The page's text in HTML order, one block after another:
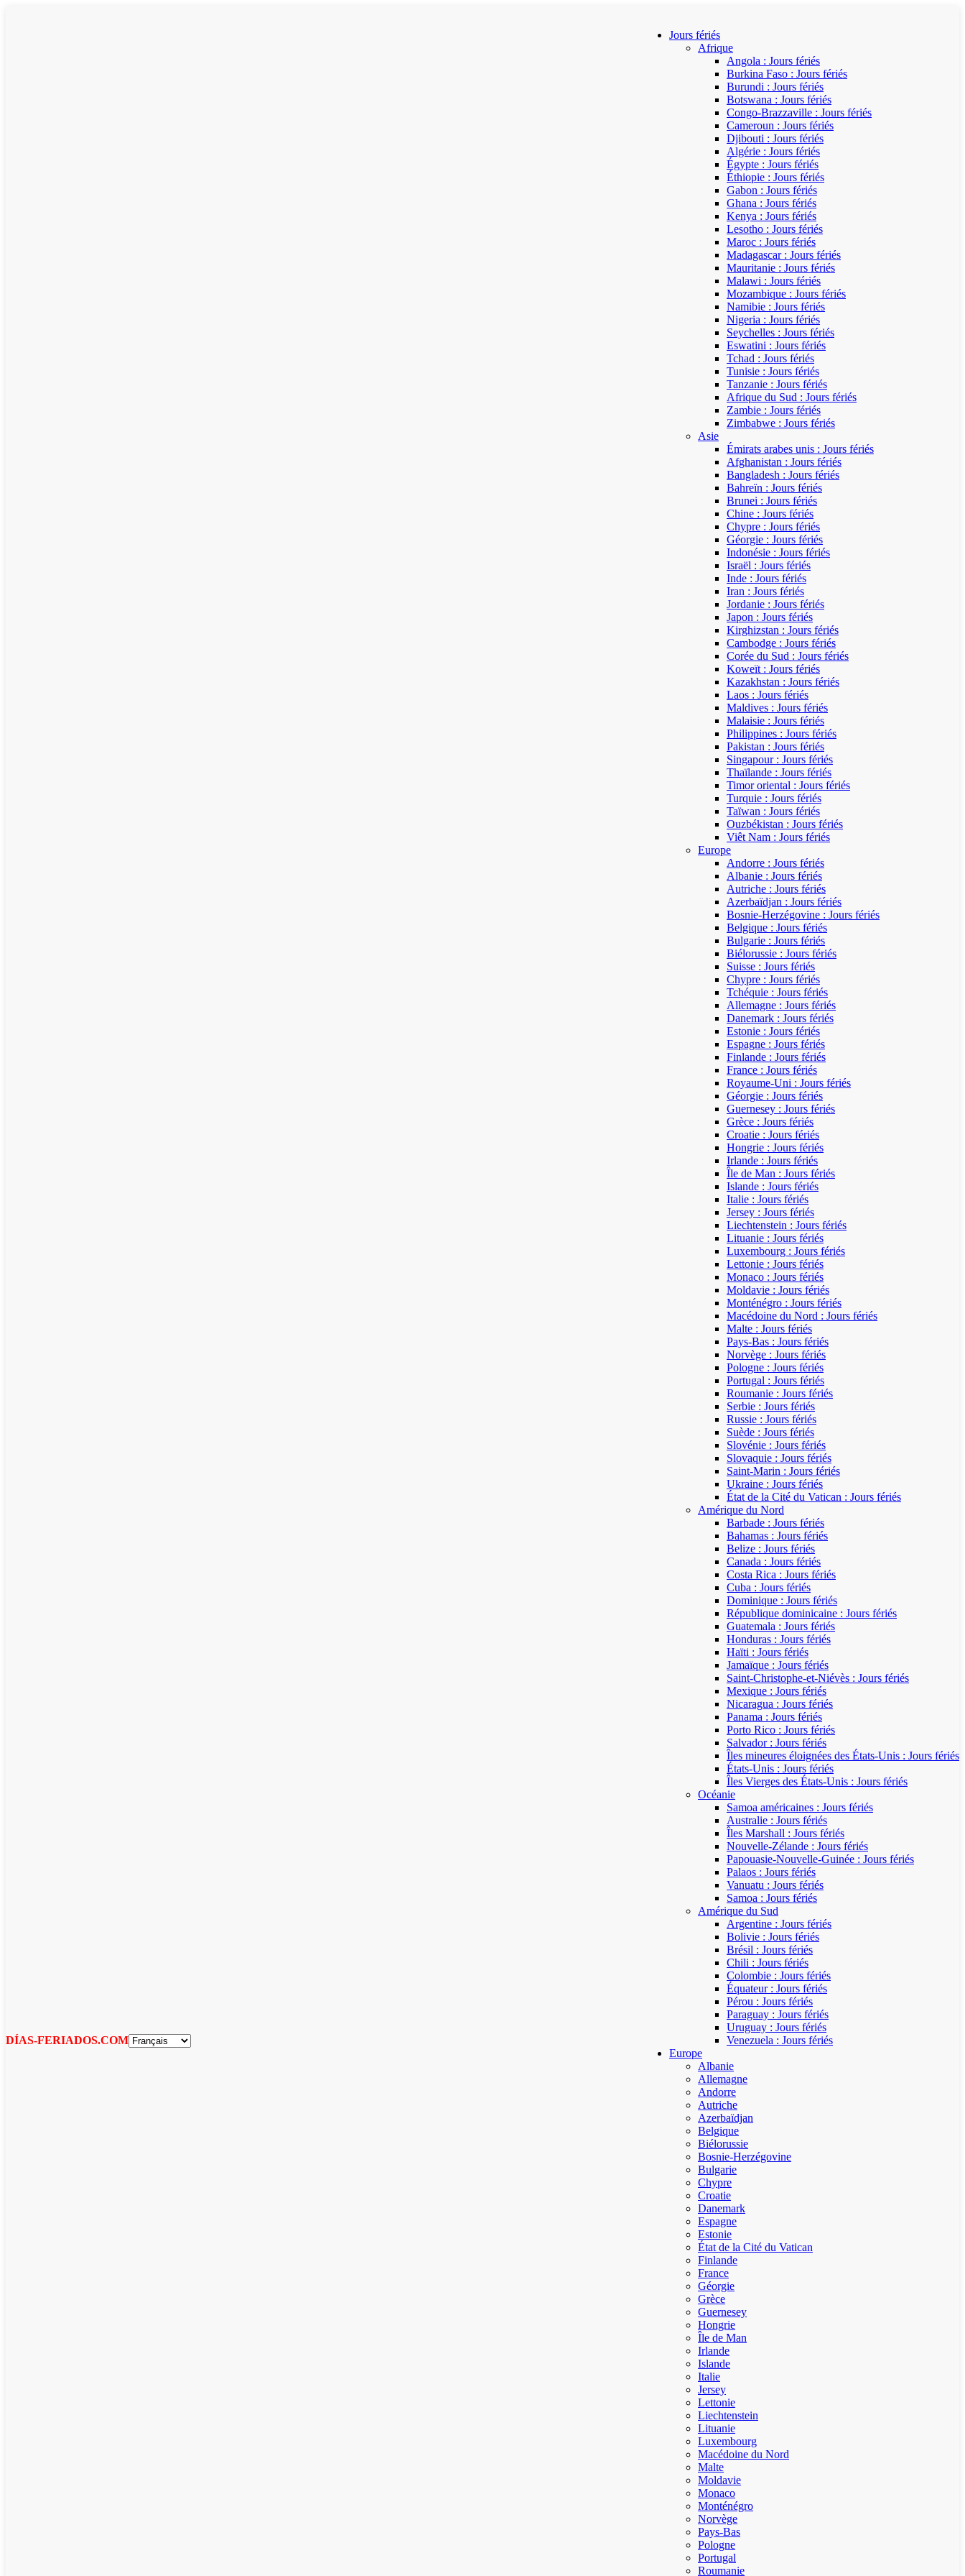
DÍAS-FERIADOS.COM
Jours fériés
Afrique
Angola : Jours fériés
Burkina Faso : Jours fériés
Burundi : Jours fériés
Botswana : Jours fériés
Congo-Brazzaville : Jours fériés
Cameroun : Jours fériés
Djibouti : Jours fériés
Algérie : Jours fériés
Égypte : Jours fériés
Éthiopie : Jours fériés
Gabon : Jours fériés
Ghana : Jours fériés
Kenya : Jours fériés
Lesotho : Jours fériés
Maroc : Jours fériés
Madagascar : Jours fériés
Mauritanie : Jours fériés
Malawi : Jours fériés
Mozambique : Jours fériés
Namibie : Jours fériés
Nigeria : Jours fériés
Seychelles : Jours fériés
Eswatini : Jours fériés
Tchad : Jours fériés
Tunisie : Jours fériés
Tanzanie : Jours fériés
Afrique du Sud : Jours fériés
Zambie : Jours fériés
Zimbabwe : Jours fériés
Asie
Émirats arabes unis : Jours fériés
Afghanistan : Jours fériés
Bangladesh : Jours fériés
Bahreïn : Jours fériés
Brunei : Jours fériés
Chine : Jours fériés
Chypre : Jours fériés
Géorgie : Jours fériés
Indonésie : Jours fériés
Israël : Jours fériés
Inde : Jours fériés
Iran : Jours fériés
Jordanie : Jours fériés
Japon : Jours fériés
Kirghizstan : Jours fériés
Cambodge : Jours fériés
Corée du Sud : Jours fériés
Koweït : Jours fériés
Kazakhstan : Jours fériés
Laos : Jours fériés
Maldives : Jours fériés
Malaisie : Jours fériés
Philippines : Jours fériés
Pakistan : Jours fériés
Singapour : Jours fériés
Thaïlande : Jours fériés
Timor oriental : Jours fériés
Turquie : Jours fériés
Taïwan : Jours fériés
Ouzbékistan : Jours fériés
Viêt Nam : Jours fériés
Europe
Andorre : Jours fériés
Albanie : Jours fériés
Autriche : Jours fériés
Azerbaïdjan : Jours fériés
Bosnie-Herzégovine : Jours fériés
Belgique : Jours fériés
Bulgarie : Jours fériés
Biélorussie : Jours fériés
Suisse : Jours fériés
Chypre : Jours fériés
Tchéquie : Jours fériés
Allemagne : Jours fériés
Danemark : Jours fériés
Estonie : Jours fériés
Espagne : Jours fériés
Finlande : Jours fériés
France : Jours fériés
Royaume-Uni : Jours fériés
Géorgie : Jours fériés
Guernesey : Jours fériés
Grèce : Jours fériés
Croatie : Jours fériés
Hongrie : Jours fériés
Irlande : Jours fériés
Île de Man : Jours fériés
Islande : Jours fériés
Italie : Jours fériés
Jersey : Jours fériés
Liechtenstein : Jours fériés
Lituanie : Jours fériés
Luxembourg : Jours fériés
Lettonie : Jours fériés
Monaco : Jours fériés
Moldavie : Jours fériés
Monténégro : Jours fériés
Macédoine du Nord : Jours fériés
Malte : Jours fériés
Pays-Bas : Jours fériés
Norvège : Jours fériés
Pologne : Jours fériés
Portugal : Jours fériés
Roumanie : Jours fériés
Serbie : Jours fériés
Russie : Jours fériés
Suède : Jours fériés
Slovénie : Jours fériés
Slovaquie : Jours fériés
Saint-Marin : Jours fériés
Ukraine : Jours fériés
État de la Cité du Vatican : Jours fériés
Amérique du Nord
Barbade : Jours fériés
Bahamas : Jours fériés
Belize : Jours fériés
Canada : Jours fériés
Costa Rica : Jours fériés
Cuba : Jours fériés
Dominique : Jours fériés
République dominicaine : Jours fériés
Guatemala : Jours fériés
Honduras : Jours fériés
Haïti : Jours fériés
Jamaïque : Jours fériés
Saint-Christophe-et-Niévès : Jours fériés
Mexique : Jours fériés
Nicaragua : Jours fériés
Panama : Jours fériés
Porto Rico : Jours fériés
Salvador : Jours fériés
Îles mineures éloignées des États-Unis : Jours fériés
États-Unis : Jours fériés
Îles Vierges des États-Unis : Jours fériés
Océanie
Samoa américaines : Jours fériés
Australie : Jours fériés
Îles Marshall : Jours fériés
Nouvelle-Zélande : Jours fériés
Papouasie-Nouvelle-Guinée : Jours fériés
Palaos : Jours fériés
Vanuatu : Jours fériés
Samoa : Jours fériés
Amérique du Sud
Argentine : Jours fériés
Bolivie : Jours fériés
Brésil : Jours fériés
Chili : Jours fériés
Colombie : Jours fériés
Équateur : Jours fériés
Pérou : Jours fériés
Paraguay : Jours fériés
Uruguay : Jours fériés
Venezuela : Jours fériés
Europe
Albanie
Allemagne
Andorre
Autriche
Azerbaïdjan
Belgique
Biélorussie
Bosnie-Herzégovine
Bulgarie
Chypre
Croatie
Danemark
Espagne
Estonie
État de la Cité du Vatican
Finlande
France
Géorgie
Grèce
Guernesey
Hongrie
Île de Man
Irlande
Islande
Italie
Jersey
Lettonie
Liechtenstein
Lituanie
Luxembourg
Macédoine du Nord
Malte
Moldavie
Monaco
Monténégro
Norvège
Pays-Bas
Pologne
Portugal
Roumanie